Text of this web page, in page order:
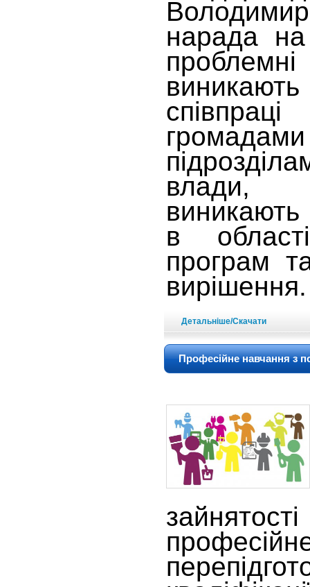
нарада на
влади,
в
програм
вирішення.
Детальніше/Скачати
Професійне навчання з